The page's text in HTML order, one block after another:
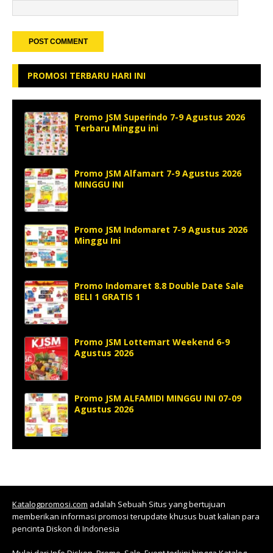
PROMOSI TERBARU HARI INI
Promo JSM Superindo 7-9 Agustus 2026
Terbaru Minggu ini
Promo JSM Alfamart 7-9 Agustus 2026
MINGGU INI
Promo JSM Indomaret 7-9 Agustus 2026
Minggu Ini
Promo Indomaret 8.8 Double Date Sale
BELI 1 GRATIS 1
Promo JSM Lottemart Weekend 6-9
Agustus 2026
Promo JSM ALFAMIDI MINGGU INI 07-09
Agustus 2026
Katalogpromosi.com adalah Sebuah Situs yang bertujuan
memberikan informasi promosi terupdate khusus buat kalian para
pencinta Diskon di Indonesia